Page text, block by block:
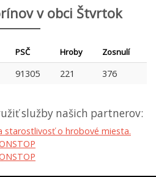
v obci Štvrtok
PSČ Hroby Zosnulí
91305 221 376
služby našich partnerov: